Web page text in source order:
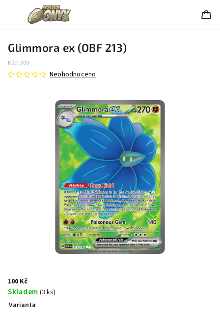
Glimmora ex (OBF 213)
Kód:300
Neohodnoceno
100 Kč
Skladem (3 ks)
Varianta